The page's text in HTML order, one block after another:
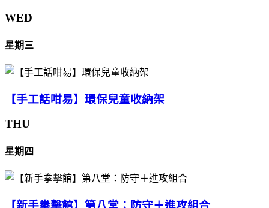
WED
星期三
【手工話咁易】環保兒童收納架
THU
星期四
【新手拳擊館】第八堂：防守＋進攻組合